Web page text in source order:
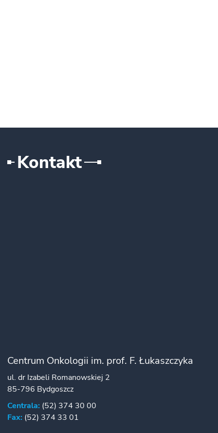
Kontakt
Centrum Onkologii im. prof. F. Łukaszczyka
ul. dr Izabeli Romanowskiej 2
85-796 Bydgoszcz
Centrala: (52) 374 30 00
Fax: (52) 374 33 01